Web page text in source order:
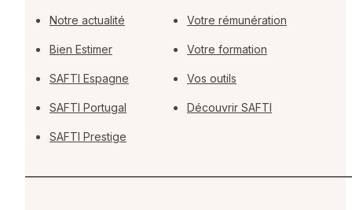
Notre actualité
Bien Estimer
SAFTI Espagne
SAFTI Portugal
SAFTI Prestige
Votre rémunération
Votre formation
Vos outils
Découvrir SAFTI